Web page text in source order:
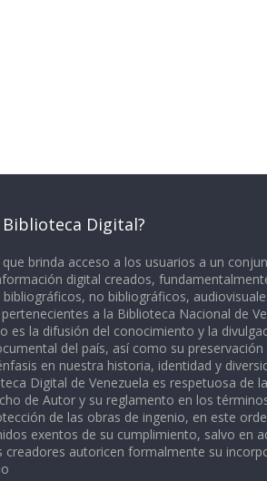
Biblioteca Digital?
que brinda acceso a los usuarios a un
digital creados,
no bibliográficos,
a la Biblioteca Nacional de
es la difusión del conocimiento y la
del país, así como su preservación
en nuestra historia, identidad y
Digital de Venezuela es respetuosa de
de Autor y su reglamento en los
de las obras de ingenio, en este
exentos de su cumplimiento, salvo en
creadores autoricen formalmente su